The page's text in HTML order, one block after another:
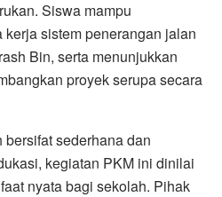
Siswa mampu
sistem penerangan jalan
Bin, serta menunjukkan
proyek serupa secara
sederhana dan
kegiatan PKM ini dinilai
nyata bagi sekolah. Pihak